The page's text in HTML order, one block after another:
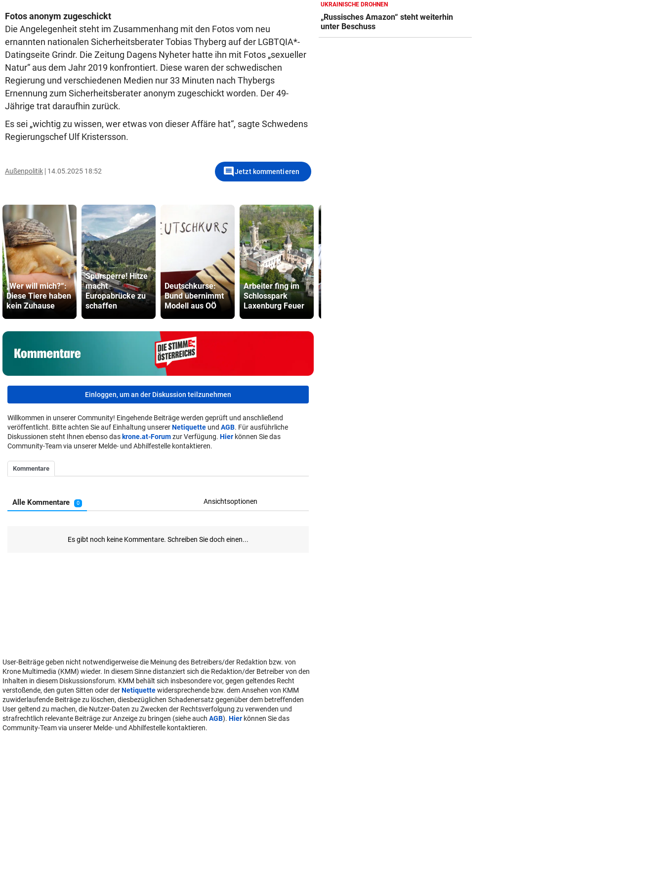
Fotos anonym zugeschickt
Die Angelegenheit steht im Zusammenhang mit den Fotos vom neu
ernannten nationalen Sicherheitsberater Tobias Thyberg auf der LGBTQIA*-
Datingseite Grindr. Die Zeitung Dagens Nyheter hatte ihn mit Fotos „sexueller
Natur“ aus dem Jahr 2019 konfrontiert. Diese waren der schwedischen
Regierung und verschiedenen Medien nur 33 Minuten nach Thybergs
Ernennung zum Sicherheitsberater anonym zugeschickt worden. Der 49-
Jährige trat daraufhin zurück.
Es sei „wichtig zu wissen, wer etwas von dieser Affäre hat“, sagte Schwedens
Regierungschef Ulf Kristersson.
Außenpolitik 14.05.2025 18:52 commentJetzt kommentieren
„Wer will mich?“:
Diese Tiere haben
kein Zuhause
Spursperre! Hitze
macht
Europabrücke zu
schaffen
Deutschkurse:
Bund übernimmt
Modell aus OÖ
Arbeiter fing im
Schlosspark
Laxenburg Feuer
Einloggen, um an der Diskussion teilzunehmen
Willkommen in unserer Community! Eingehende Beiträge werden geprüft und anschließend
veröffentlicht. Bitte achten Sie auf Einhaltung unsererNetiquette und AGB. Für ausführliche
Diskussionen steht Ihnen ebenso das krone.at-Forumzur Verfügung. Hier können Sie das
Community-Team via unserer Melde- und Abhilfestelle kontaktieren.
User-Beiträge geben nicht notwendigerweise die Meinung des Betreibers/der Redaktion bzw. von
Krone Multimedia (KMM) wieder. In diesem Sinne distanziert sich die Redaktion/der Betreiber von den
Inhalten in diesem Diskussionsforum. KMM behält sich insbesondere vor, gegen geltendes Recht
verstoßende, den guten Sitten oder derNetiquettewidersprechende bzw. dem Ansehen von KMM
zuwiderlaufende Beiträge zu löschen, diesbezüglichen Schadenersatz gegenüber dem betreffenden
User geltend zu machen, die Nutzer-Daten zu Zwecken der Rechtsverfolgung zu verwenden und
strafrechtlich relevante Beiträge zur Anzeige zu bringen (siehe auch AGB). Hier können Sie das
Community-Team via unserer Melde- und Abhilfestelle kontaktieren.
Vermisste und zugelaufene
Vierbeiner
NACH OPERATION 10:35
UKRAINISCHE DROHNEN
„Russisches Amazon“ steht weiterhin
unter Beschuss